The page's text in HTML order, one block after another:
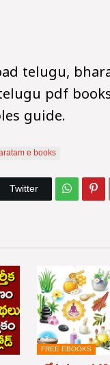
telugu,
pdf
guide.
e books
Twitter
FREE EBOOKS